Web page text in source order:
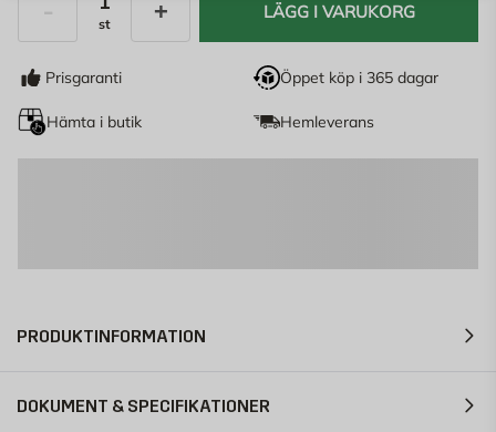
st
LÄGG I VARUKORG
Prisgaranti Öppet köp i 365 dagar
Hämta i butik Hemleverans
PRODUKTINFORMATION
DOKUMENT & SPECIFIKATIONER